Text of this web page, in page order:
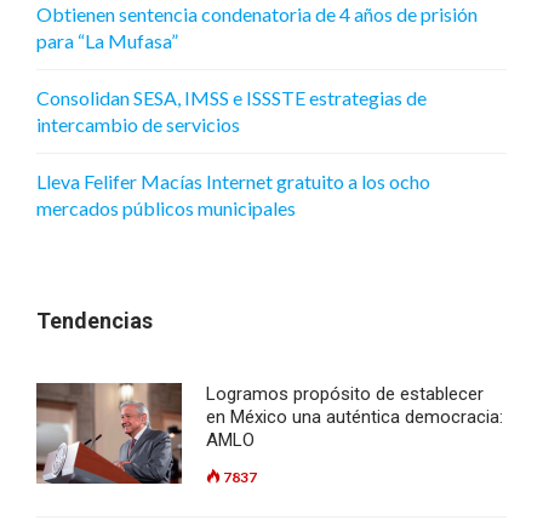
Obtienen sentencia condenatoria de 4 años de prisión
para “La Mufasa”
Consolidan SESA, IMSS e ISSSTE estrategias de
intercambio de servicios
Lleva Felifer Macías Internet gratuito a los ocho
mercados públicos municipales
Tendencias
Logramos propósito de establecer
en México una auténtica democracia:
AMLO
7837